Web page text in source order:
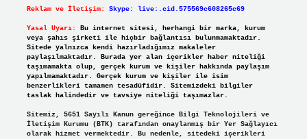
Reklam ve İletişim: Skype: live:.cid.575569c608265c69
Yasal Uyarı:
Bu internet sitesi, herhangi bir marka, kurum
veya şahıs şirketi ile hiçbir bağlantısı bulunmamaktadır.
Sitede yalnızca kendi hazırladığımız makaleler
paylaşılmaktadır. Burada yer alan içerikler haber niteliği
taşımamakta olup, gerçek kurum ve kişiler hakkında paylaşım
yapılmamaktadır. Gerçek kurum ve kişiler ile isim
benzerlikleri tamamen tesadüfidir. Sitemizdeki bilgiler
taslak halindedir ve tavsiye niteliği taşımazlar.
Sitemiz, 5651 Sayılı Kanun gereğince Bilgi Teknolojileri ve
İletişim Kurumu (BTK) tarafından onaylanmış bir Yer Sağlayıcı
olarak hizmet vermektedir. Bu nedenle, sitedeki içerikleri